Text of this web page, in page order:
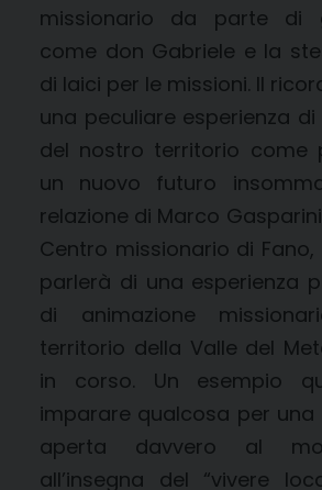
missionario da parte di
come don Gabriele e la
di laici per le missioni. Il
una peculiare esperienza
del nostro territorio come
un nuovo futuro
relazione di Marco
Centro missionario di
parlerà di una esperienza
di animazione
territorio della Valle del
in corso. Un esempio
imparare qualcosa per una
aperta davvero al
all’insegna del “vivere